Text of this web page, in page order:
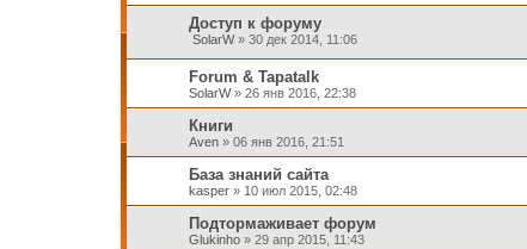
Доступ к форуму
SolarW» 30 дек 2014, 11:06
Forum & Tapatalk
SolarW» 26 янв 2016, 22:38
Книги
Aven» 06 янв 2016, 21:51
База знаний сайта
kasper» 10 июл 2015, 02:48
Подтормаживает форум
Glukinho» 29 апр 2015, 11:43